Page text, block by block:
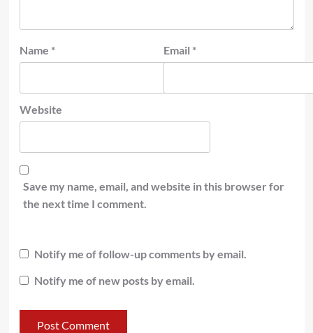
Name * Email *
Website
Save my name, email, and website in this browser for
the next time I comment.
Notify me of follow-up comments by email.
Notify me of new posts by email.